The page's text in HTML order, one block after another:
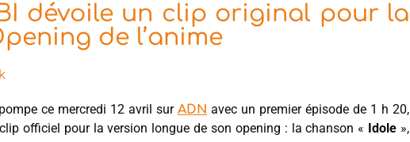
dévoile un clip original pour la
de l’anime
ce mercredi 12 avril sur ADN avec un premier épisode de 1 h 20,
officiel pour la version longue de son opening : la chanson « Idole »,